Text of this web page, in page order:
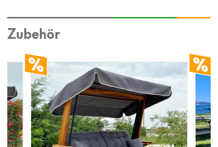
Zubehör